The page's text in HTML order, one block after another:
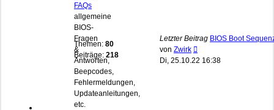
FAQs
allgemeine
BIOS-
Fragen
&
Antworten,
Beepcodes,
Fehlermeldungen,
Updateanleitungen,
etc.
Themen: 80
Beiträge: 218
Letzter Beitrag BIOS Boot
von Zwirk
Beitrag
Di, 25.10.22 16:38